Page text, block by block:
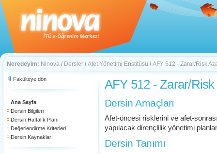
Neredeyim: Ninova / Dersler / Afet Yönetimi Enstitüsü / AFY 512 - Zarar/Risk
Fakülteye dön
Ana Sayfa
Dersin Bilgileri
Dersin Haftalık Planı
Değerlendirme Kriterleri
Dersin Kaynakları
AFY 512 - Zarar/
Dersin Amaçları
Afet-öncesi risklerini ve afet-
yapılacak dirençlilik yönetimi
Dersin Tanımı